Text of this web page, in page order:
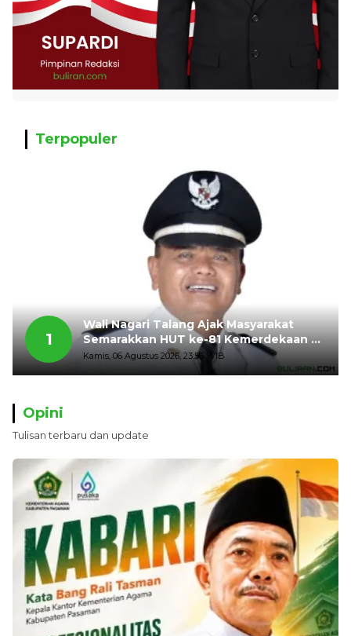
Terpopuler
1
Wali Nagari Talang Ajak Masyarakat
Semarakkan HUT ke-81 Kemerdekaan RI
dengan Mengibarkan Bendera Merah
Putih
Kamis, 06 Agustus 2026, 23:56 WIB
Opini
Tulisan terbaru dan update